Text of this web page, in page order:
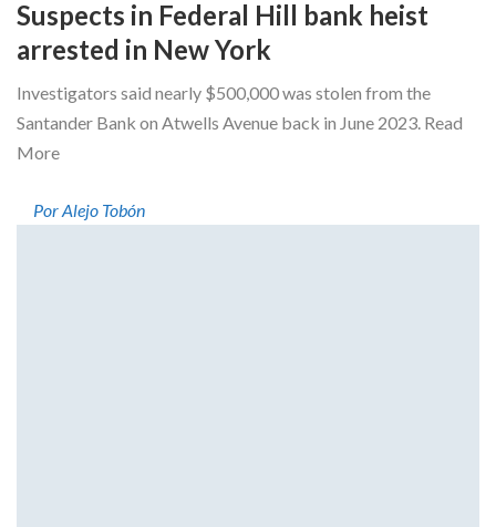
Suspects in Federal Hill bank heist
arrested in New York
Investigators said nearly $500,000 was stolen from the
Santander Bank on Atwells Avenue back in June 2023. Read
More
Por Alejo Tobón